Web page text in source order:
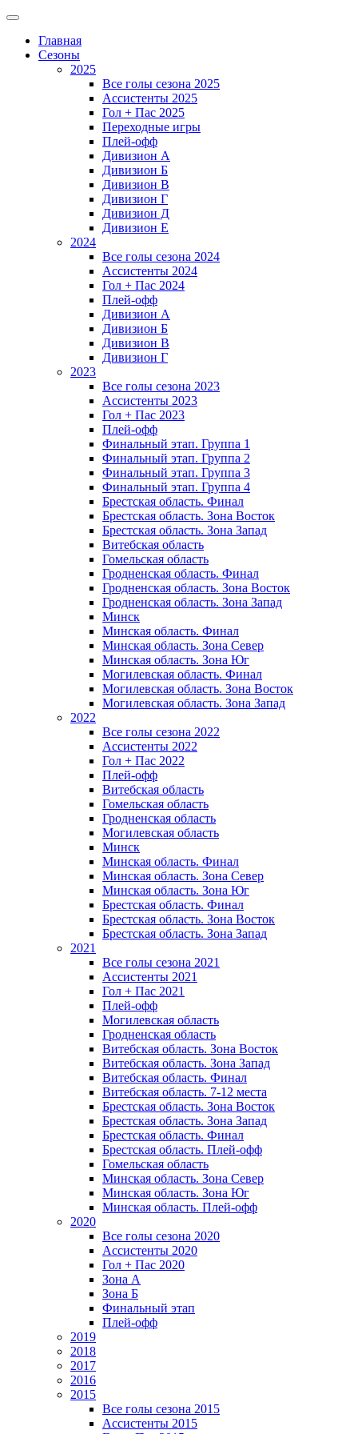
Главная
Сезоны
2025
Все голы сезона 2025
Ассистенты 2025
Гол + Пас 2025
Переходные игры
Плей-офф
Дивизион A
Дивизион Б
Дивизион В
Дивизион Г
Дивизион Д
Дивизион Е
2024
Все голы сезона 2024
Ассистенты 2024
Гол + Пас 2024
Плей-офф
Дивизион A
Дивизион Б
Дивизион В
Дивизион Г
2023
Все голы сезона 2023
Ассистенты 2023
Гол + Пас 2023
Плей-офф
Финальный этап. Группа 1
Финальный этап. Группа 2
Финальный этап. Группа 3
Финальный этап. Группа 4
Брестская область. Финал
Брестская область. Зона Восток
Брестская область. Зона Запад
Витебская область
Гомельская область
Гродненская область. Финал
Гродненская область. Зона Восток
Гродненская область. Зона Запад
Минск
Минская область. Финал
Минская область. Зона Север
Минская область. Зона Юг
Могилевская область. Финал
Могилевская область. Зона Восток
Могилевская область. Зона Запад
2022
Все голы сезона 2022
Ассистенты 2022
Гол + Пас 2022
Плей-офф
Витебская область
Гомельская область
Гродненская область
Могилевская область
Минск
Mинская область. Финал
Минская область. Зона Север
Минская область. Зона Юг
Брестская область. Финал
Брестская область. Зона Восток
Брестская область. Зона Запад
2021
Все голы сезона 2021
Ассистенты 2021
Гол + Пас 2021
Плей-офф
Могилевская область
Гродненская область
Витебская область. Зона Восток
Витебская область. Зона Запад
Витебская область. Финал
Витебская область. 7-12 места
Брестская область. Зона Восток
Брестская область. Зона Запад
Брестская область. Финал
Брестская область. Плей-офф
Гомельская область
Минская область. Зона Север
Минская область. Зона Юг
Минская область. Плей-офф
2020
Все голы сезона 2020
Ассистенты 2020
Гол + Пас 2020
Зона А
Зона Б
Финальный этап
Плей-офф
2019
2018
2017
2016
2015
Все голы сезона 2015
Ассистенты 2015